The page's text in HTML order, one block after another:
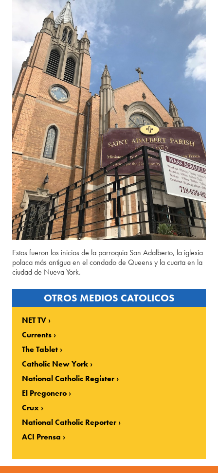
Estos fueron los inicios de la parroquia San Adalberto, la iglesia
polaca más antigua en el condado de Queens y la cuarta en la
ciudad de Nueva York.
OTROS MEDIOS CATOLICOS
NET TV
Currents
The Tablet
Catholic New York
National Catholic Register
El Pregonero
Crux
National Catholic Reporter
ACI Prensa